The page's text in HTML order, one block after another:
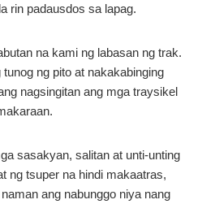
rin padausdos sa lapag.
na kami ng labasan ng trak.
ng pito at nakakabinging
nagsingitan ang mga traysikel
sasakyan, salitan at unti-unting
ng tsuper na hindi makaatras,
ang nabunggo niya nang